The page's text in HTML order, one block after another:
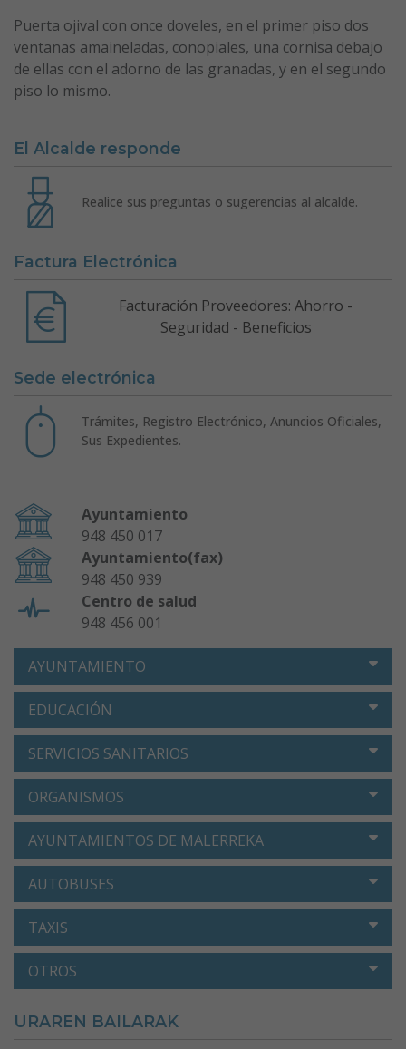
Puerta ojival con once doveles, en el primer piso dos
ventanas amaineladas, conopiales, una cornisa debajo
de ellas con el adorno de las granadas, y en el segundo
piso lo mismo.
El Alcalde responde
Realice sus preguntas o sugerencias al alcalde.
Factura Electrónica
Facturación Proveedores: Ahorro -
Seguridad - Beneficios
Sede electrónica
Trámites, Registro Electrónico, Anuncios Oficiales,
Sus Expedientes.
Ayuntamiento
948 450 017
Ayuntamiento(fax)
948 450 939
Centro de salud
948 456 001
AYUNTAMIENTO
EDUCACIÓN
SERVICIOS SANITARIOS
ORGANISMOS
AYUNTAMIENTOS DE MALERREKA
AUTOBUSES
TAXIS
OTROS
URAREN BAILARAK